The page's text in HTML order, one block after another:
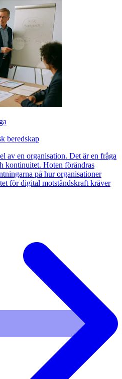
beredskap
av en organisation. Det är en fråga
kontinuitet. Hoten förändras
på hur organisationer
för digital motståndskraft kräver